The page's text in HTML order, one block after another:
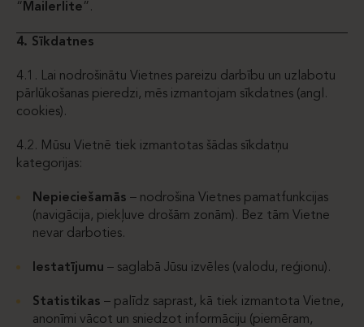
“ Mailerlite”.
4. Sīkdatnes
4.1. Lai nodrošinātu Vietnes pareizu darbību un uzlabotu
pārlūkošanas pieredzi, mēs izmantojam sīkdatnes (angl.
cookies).
4.2. Mūsu Vietnē tiek izmantotas šādas sīkdatņu
kategorijas:
Nepieciešamās – nodrošina Vietnes pamatfunkcijas
(navigācija, piekļuve drošām zonām). Bez tām Vietne
nevar darboties.
Iestatījumu – saglabā Jūsu izvēles (valodu, reģionu).
Statistikas – palīdz saprast, kā tiek izmantota Vietne,
anonīmi vācot un sniedzot informāciju (piemēram,